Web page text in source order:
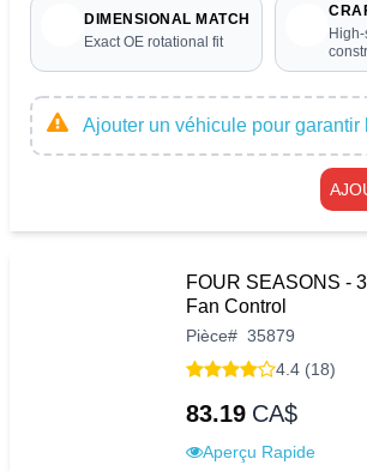
DIMENSIONAL MATCH
Exact OE rotational fit
Ajouter un véhicule pour garantir
FOUR SEASONS -
Fan Control
Pièce# 35879
4.4 (18)
83.19 CA$
Aperçu Rapide